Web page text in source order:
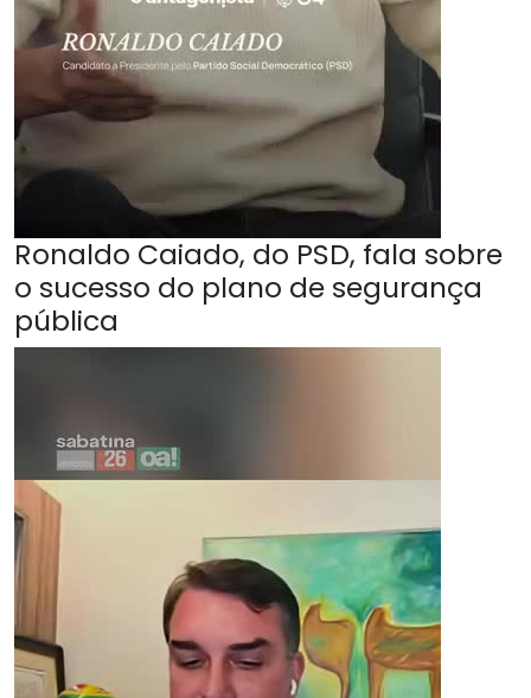
Ronaldo Caiado, do PSD, fala sobre
o sucesso do plano de segurança
pública